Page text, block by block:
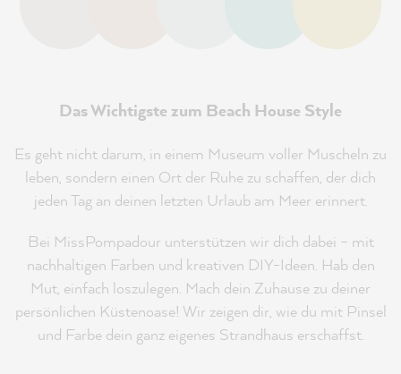
Das Wichtigste zum Beach House Style
Es geht nicht darum, in einem Museum voller Muscheln zu
leben, sondern einen Ort der Ruhe zu schaffen, der dich
jeden Tag an deinen letzten Urlaub am Meer erinnert.
Bei MissPompadour unterstützen wir dich dabei – mit
nachhaltigen Farben und kreativen DIY-Ideen. Hab den
Mut, einfach loszulegen. Mach dein Zuhause zu deiner
persönlichen Küstenoase! Wir zeigen dir, wie du mit Pinsel
und Farbe dein ganz eigenes Strandhaus erschaffst.